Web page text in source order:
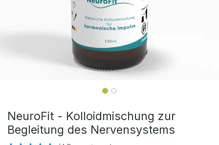
NeuroFit - Kolloidmischung zur
Begleitung des Nervensystems